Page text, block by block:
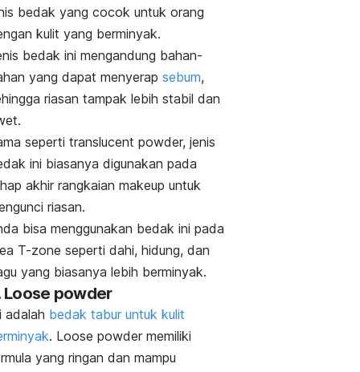
bedak yang cocok untuk orang
kulit yang berminyak.
bedak ini mengandung bahan-
yang dapat menyerap sebum,
riasan tampak lebih stabil dan
seperti translucent powder, jenis
ini biasanya digunakan pada
akhir rangkaian makeup untuk
riasan.
bisa menggunakan bedak ini pada
T-zone seperti dahi, hidung, dan
yang biasanya lebih berminyak.
Loose powder
adalah bedak tabur untuk kulit
. Loose powder memiliki
yang ringan dan mampu